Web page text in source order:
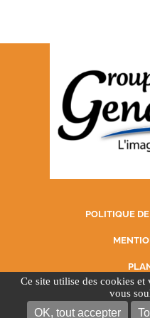
Ce site utilise des cookies
vous
OK, tout accepter
POLITIQUE
SUIVEZ LE GROUPE